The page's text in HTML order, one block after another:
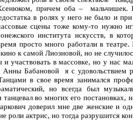
причем оба – мальчишек.
в ролях у него не было и
сцены тоже кому-то нужно
института искусств, в
просто много работали в
к самой Лиозновой, но не
участвовать в массовке, но у нас
Бабановой я с удовольствием
в свое время занимался
но всегда был
во многих его постановках,
доверил мне две женские и
роли актрис, но тогда разрушится